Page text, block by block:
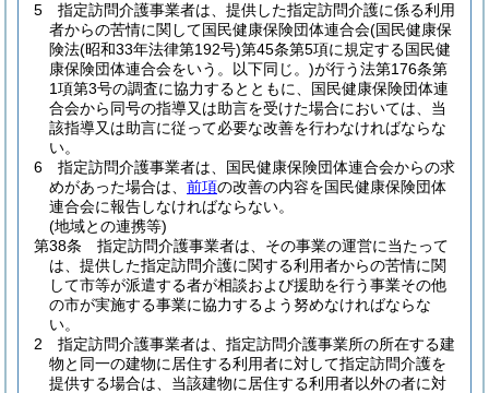
5
指定訪問介護事業者は、提供した指定訪問介護に係る利用
者からの苦情に関して国民健康保険団体連合会(国民健康保
険法(昭和33年法律第192号)第45条第5項に規定する国民健
康保険団体連合会をいう。以下同じ。)が行う法第176条第
1項第3号の調査に協力するとともに、国民健康保険団体連
合会から同号の指導又は助言を受けた場合においては、当
該指導又は助言に従って必要な改善を行わなければならな
い。
6
指定訪問介護事業者は、国民健康保険団体連合会からの求
めがあった場合は、 前項の改善の内容を国民健康保険団体
連合会に報告しなければならない。
(地域との連携等)
第38条
指定訪問介護事業者は、その事業の運営に当たって
は、提供した指定訪問介護に関する利用者からの苦情に関
して市等が派遣する者が相談および援助を行う事業その他
の市が実施する事業に協力するよう努めなければならな
い。
2
指定訪問介護事業者は、指定訪問介護事業所の所在する建
物と同一の建物に居住する利用者に対して指定訪問介護を
提供する場合は、当該建物に居住する利用者以外の者に対